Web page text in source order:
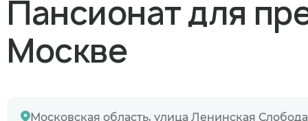
Пансионат для
Москве
Московская область, улица Ленинская